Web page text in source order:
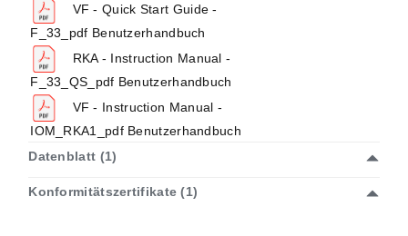
VF - Quick Start Guide -
F_33_pdf Benutzerhandbuch
RKA - Instruction Manual -
F_33_QS_pdf Benutzerhandbuch
VF - Instruction Manual -
IOM_RKA1_pdf Benutzerhandbuch
Datenblatt (1)
Konformitätszertifikate (1)